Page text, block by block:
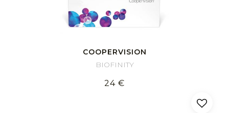
COOPERVISION
BIOFINITY
24 €